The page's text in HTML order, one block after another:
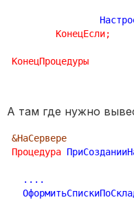
КонецЕсли;
КонецПроцедуры
А там где нужно
&НаСервере
Процедура
  ....